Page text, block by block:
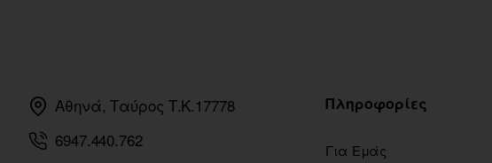
Αθηνά, Ταύρος Τ.Κ.17778
6947.440.762
Πληροφορίες
Για Εμάς